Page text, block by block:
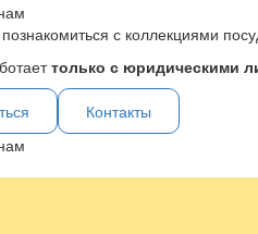
с коллекциями
только с юридическими
Контакты